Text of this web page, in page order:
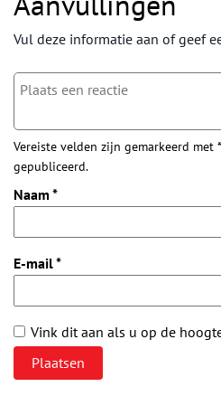
Vul deze informatie aan of geef
Vereiste velden zijn gemarkeerd met
gepubliceerd.
Naam *
E-mail*
Vink dit aan als u op de